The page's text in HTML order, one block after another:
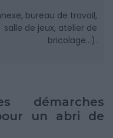
bureau de travail,
salle de jeux, atelier de
bricolage…).
démarches
un abri de